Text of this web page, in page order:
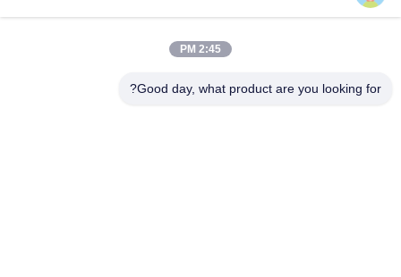
CE
2:45 PM
Good day, what product are you looking for?